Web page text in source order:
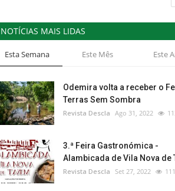
NOTÍCIAS MAIS LIDAS
Esta Semana Este Mês Este
Odemira volta a receber o
Terras Sem Sombra
Revista Descla Ago 31, 2022
3.ª Feira Gastronómica -
Alambicada de Vila Nova de
Revista Descla Set 27, 2022